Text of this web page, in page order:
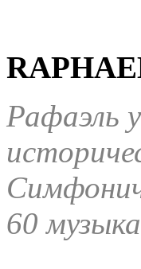
Рафаэль
60